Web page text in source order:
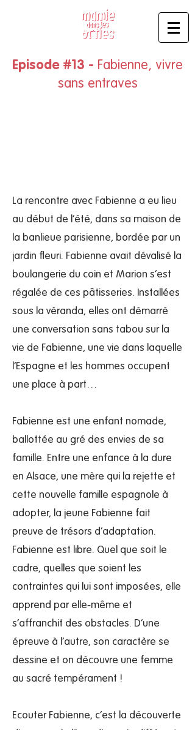
Episode #13 - Fabienne, vivre
sans entraves
La rencontre avec Fabienne a eu lieu
au début de l’été, dans sa maison de
la banlieue parisienne, bordée par un
jardin fleuri. Fabienne avait dévalisé la
boulangerie du coin et Marion s’est
régalée de ces pâtisseries. Installées
sous la véranda, elles ont démarré
une conversation sans tabou sur la
vie de Fabienne, une vie dans laquelle
l’Espagne et les hommes occupent
une place à part…
Fabienne est une enfant nomade,
ballottée au gré des envies de sa
famille. Entre une enfance à la dure
en Alsace, une mère qui la rejette et
cette nouvelle famille espagnole à
adopter, la jeune Fabienne fait
preuve de trésors d’adaptation.
Fabienne est libre. Quel que soit le
cadre, quelles que soient les
contraintes qui lui sont imposées, elle
apprend par elle-même et
s’affranchit des obstacles. D’une
épreuve à l’autre, son caractère se
dessine et on découvre une femme
au sacré tempérament !
Ecouter Fabienne, c’est la découverte